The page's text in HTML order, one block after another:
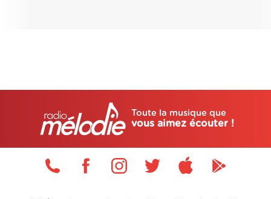
Toute la musique que
vous aimez écouter !